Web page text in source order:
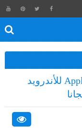
تنزيل تطبيق القفل Applock للأندرويد